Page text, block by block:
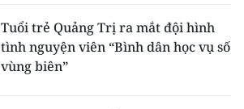
Tuổi trẻ Quảng Trị ra mắt đội hình
tình nguyện viên “Bình dân học vụ số
vùng biên”